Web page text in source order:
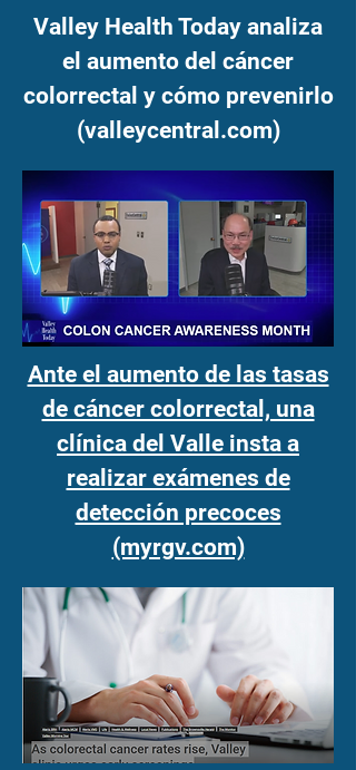
Valley Health Today analiza
el aumento del cáncer
colorrectal y cómo prevenirlo
(valleycentral.com)
Ante el aumento de las tasas
de cáncer colorrectal, una
clínica del Valle insta a
realizar exámenes de
detección precoces
(myrgv.com)